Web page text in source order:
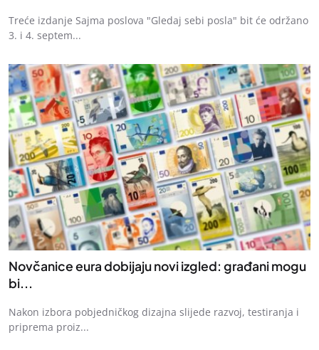
Treće izdanje Sajma poslova "Gledaj sebi posla" bit će održano
3. i 4. septem...
Novčanice eura dobijaju novi izgled: građani mogu
bi...
Nakon izbora pobjedničkog dizajna slijede razvoj, testiranja i
priprema proiz...